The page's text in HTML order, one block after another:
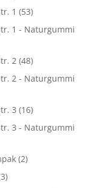
1 (53)
1 - Naturgummi
2 (48)
2 - Naturgummi
3 (16)
3 - Naturgummi
(2)